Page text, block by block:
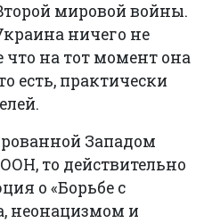
мировой войны.
ничего не
что на тот момент она
есть, практически
Западом
то действительно
о «Борьбе с
неонацизмом и